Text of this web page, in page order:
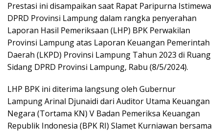
Prestasi ini disampaikan saat Rapat Paripurna Istimewa
DPRD Provinsi Lampung dalam rangka penyerahan
Laporan Hasil Pemeriksaan (LHP) BPK Perwakilan
Provinsi Lampung atas Laporan Keuangan Pemerintah
Daerah (LKPD) Provinsi Lampung Tahun 2023 di Ruang
Sidang DPRD Provinsi Lampung, Rabu (8/5/2024).
LHP BPK ini diterima langsung oleh Gubernur
Lampung Arinal Djunaidi dari Auditor Utama Keuangan
Negara (Tortama KN) V Badan Pemeriksa Keuangan
Republik Indonesia (BPK RI) Slamet Kurniawan bersama